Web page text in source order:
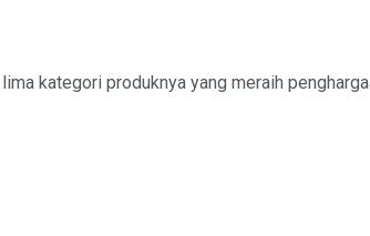
kategori produknya yang meraih